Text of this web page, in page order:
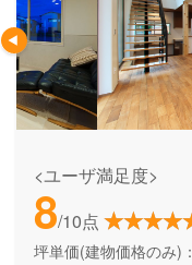
<ユーザ満足度>
8/10点
坪単価(建物価格のみ)：